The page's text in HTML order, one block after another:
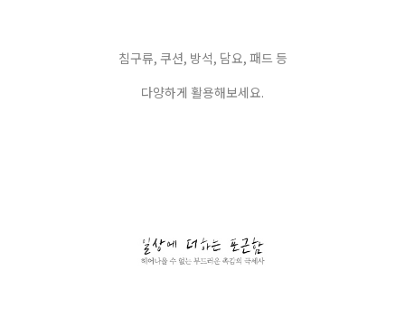
침구류, 쿠션, 방석, 담요, 패드 등
다양하게 활용해보세요.